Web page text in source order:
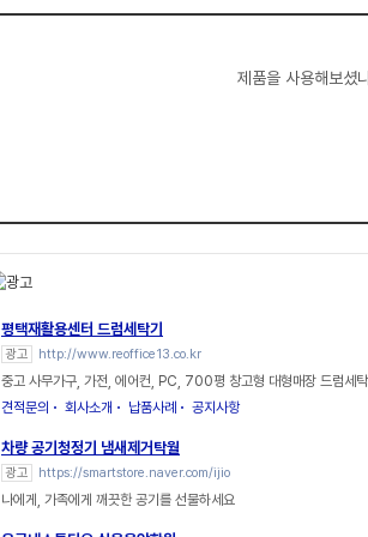
제품을 사용해보셨
평택재활용센터 드럼세탁기
광고 http://www.reoffice13.co.kr
중고 사무가구, 가전, 에어컨, PC, 700평 창고형 대형매장 드럼세탁
견적문의
회사소개 납품사례 공지사항
차량 공기청정기 냄새제거탁월
광고 https://smartstore.naver.com/ijio
나에게, 가족에게 깨끗한 공기를 선물하세요